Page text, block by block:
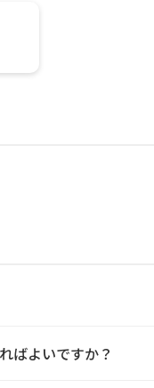
ばよいですか？